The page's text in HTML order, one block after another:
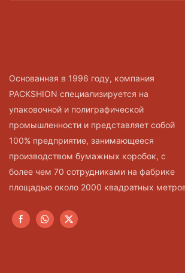
Основанная в 1996 году, компания
PACKSHION специализируется на
упаковочной и полиграфической
промышленности и представляет собой
100% предприятие, занимающееся
производством бумажных коробок, с
более чем 70 сотрудниками на фабрике
площадью около 2000 квадратных